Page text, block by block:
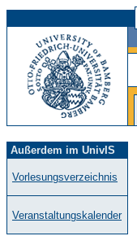
Außerdem im UnivIS
Vorlesungsverzeichnis
Veranstaltungskalender